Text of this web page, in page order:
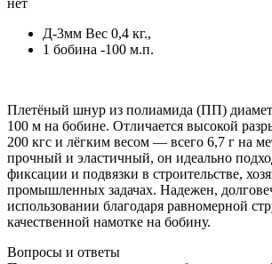
нет
Д-3мм Вес 0,4 кг.,
1 бобина -100 м.п.
Плетёный шнур из полиамида (ПП)
100 м на бобине. Отличается высокой
200 кгс и лёгким весом — всего 6,7 г на
прочный и эластичный, он идеально
фиксации и подвязки в строительстве,
промышленных задачах. Надежен,
использовании благодаря равномерной
качественной намотке на бобину.
Вопросы и ответы